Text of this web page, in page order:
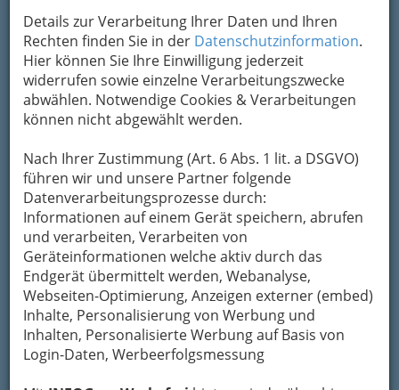
Details zur Verarbeitung Ihrer Daten und Ihren
Rechten finden Sie in der Datenschutzinformation.
Hier können Sie Ihre Einwilligung jederzeit
widerrufen sowie einzelne Verarbeitungszwecke
abwählen. Notwendige Cookies & Verarbeitungen
können nicht abgewählt werden.
Nach Ihrer Zustimmung (Art. 6 Abs. 1 lit. a DSGVO)
führen wir und unsere Partner folgende
Datenverarbeitungsprozesse durch:
Informationen auf einem Gerät speichern, abrufen
und verarbeiten, Verarbeiten von
Geräteinformationen welche aktiv durch das
Endgerät übermittelt werden, Webanalyse,
Webseiten-Optimierung, Anzeigen externer (embed)
Inhalte, Personalisierung von Werbung und
Inhalten, Personalisierte Werbung auf Basis von
Login-Daten, Werbeerfolgsmessung
Mosaik?
Start in Tobelbad
„Ich habe 1977 im Kindergarten im
Morreeschlössel in Tobelbad begonnen“, erzählt
Roland P. Dieser Sonderkindergarten wurde
damals vom Elternverein „Steirische Vereinigung
vormals STVBKJ) – aus eigener Betroffenheit
heraus – gegründet.
Heute verfügt die Mosaik GmbH über einen
großen Heilpädagogischen Kindergarten, der
integrativ geführt wird. Das bedeutet, dass
sowohl Kinder mit- als auch Kinder ohne
Behinderung dort aufgenommen werden.
Insgesamt besuchen über 80 Kinder den
Heilpädagogischen Kindergarten, rund 20 davon
haben eine oder mehrere Behinderungen.